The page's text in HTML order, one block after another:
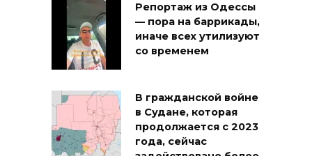
Репортаж из Одессы
— пора на баррикады,
иначе всех утилизуют
со временем
В гражданской войне
в Судане, которая
продолжается с 2023
года, сейчас